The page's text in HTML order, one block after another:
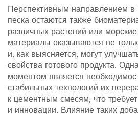
Перспективным направлением в
песка остаются также
различных растений или
материалы оказываются не
и, как выясняется, могут
свойства готового продукта.
моментом является
стабильных технологий их
к цементным смесям, что
и инновации. Влияние таких